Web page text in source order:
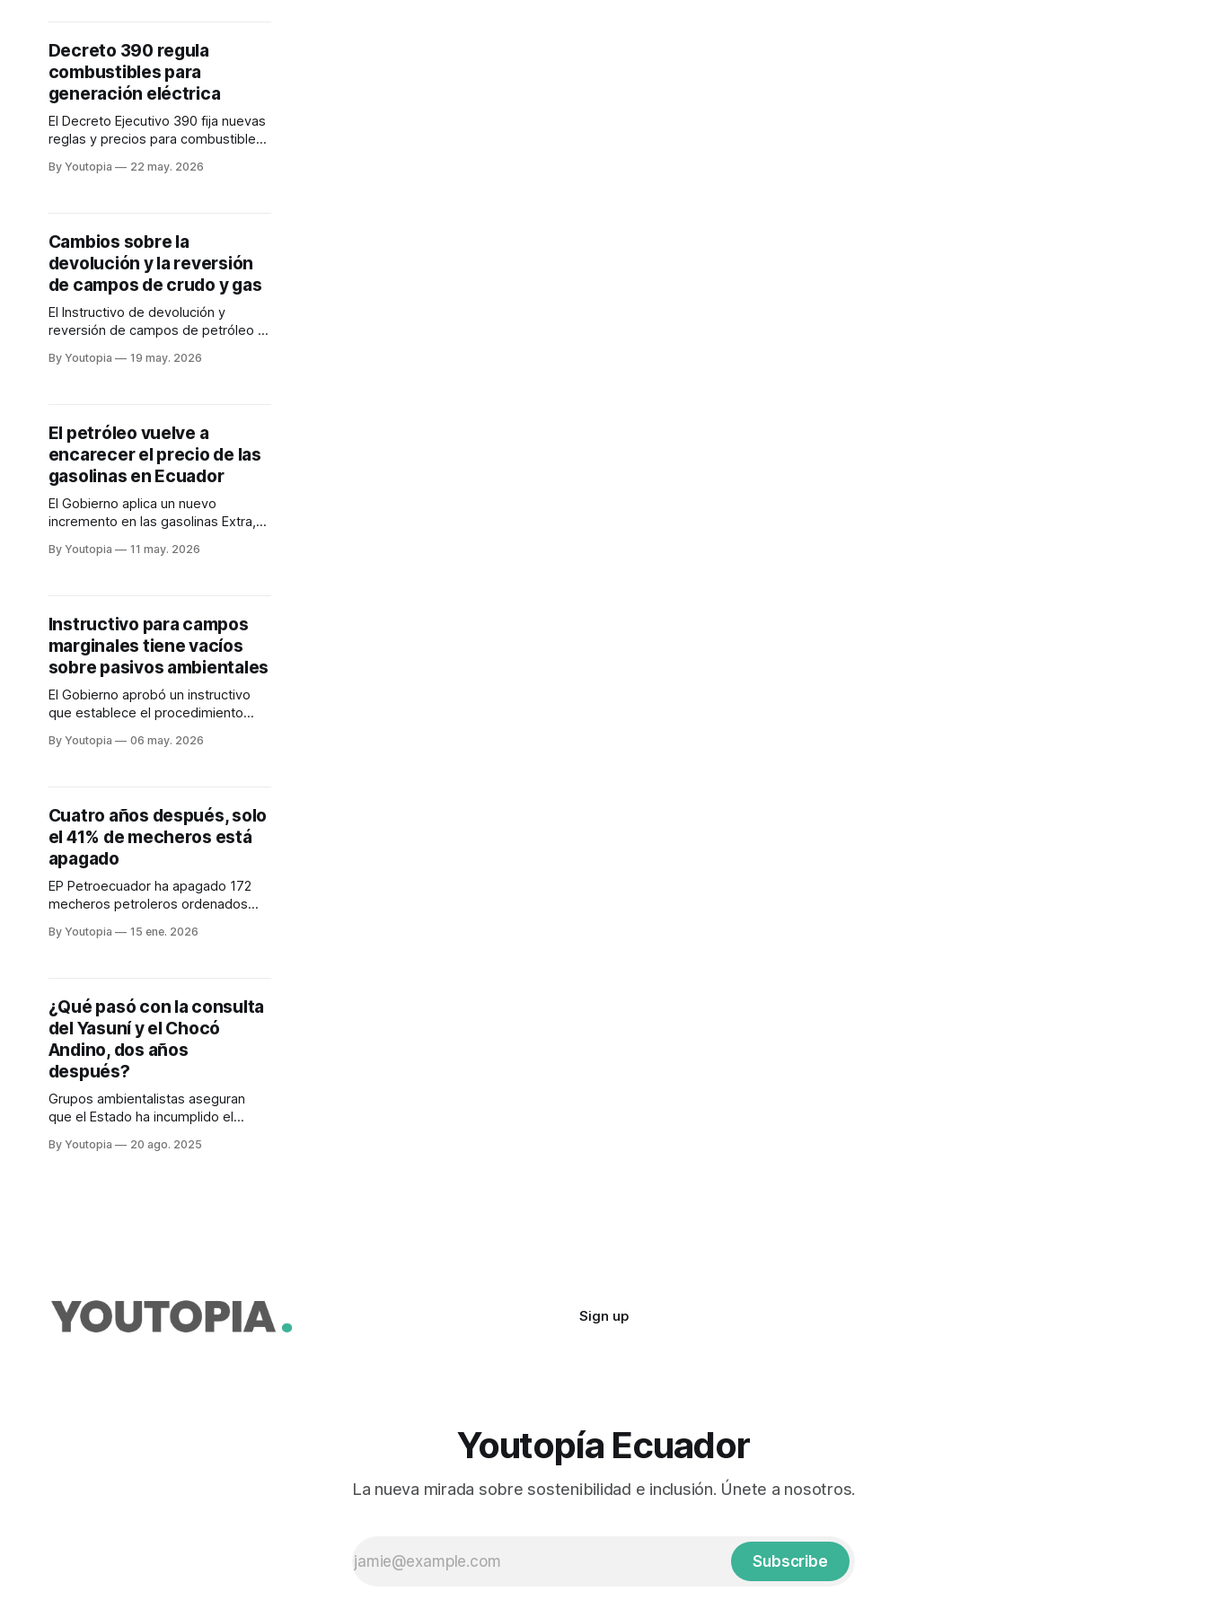
Decreto 390 regula
combustibles para
generación eléctrica
El Decreto Ejecutivo 390 fija nuevas
reglas y precios para combustibles
Persisten los problemas en Coca-
By Youtopia 22 may. 2026
Cambios sobre la
devolución y la reversión
de campos de crudo y gas
El Instructivo de devolución y
reversión de campos de petróleo y
entre el Estado y las empresas
By Youtopia 19 may. 2026
El petróleo vuelve a
encarecer el precio de las
gasolinas en Ecuador
El Gobierno aplica un nuevo
incremento en las gasolinas Extra,
petróleo y la tensión en Medio
By Youtopia 11 may. 2026
Instructivo para campos
marginales tiene vacíos
sobre pasivos ambientales
El Gobierno aprobó un instructivo
que establece el procedimiento
petroleros marginales. En materia
By Youtopia 06 may. 2026
Cuatro años después, solo
el 41% de mecheros está
apagado
EP Petroecuador ha apagado 172
mecheros petroleros ordenados
Amazonía aún siguen activas 252
By Youtopia 15 ene. 2026
¿Qué pasó con la consulta
del Yasuní y el Chocó
Andino, dos años
después?
Grupos ambientalistas aseguran
que el Estado ha incumplido el
operaciones en el Bloque 43 tardará
By Youtopia 20 ago. 2025
Sign up
Youtopía Ecuador
La nueva mirada sobre sostenibilidad e inclusión. Únete a nosotros.
Subscribe